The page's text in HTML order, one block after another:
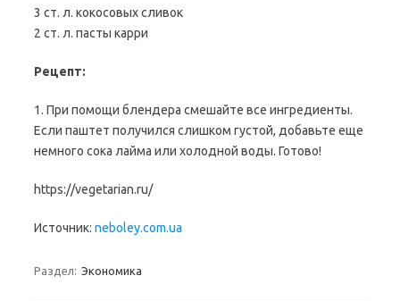
3 ст. л. кокосовых сливок
2 ст. л. пасты карри
Рецепт:
1. При помощи блендера смешайте все ингредиенты.
Если паштет получился слишком густой, добавьте еще
немного сока лайма или холодной воды. Готово!
https://vegetarian.ru/
Источник: neboley.com.ua
Раздел: Экономика